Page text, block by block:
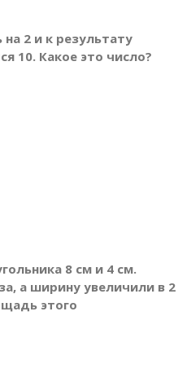
2 и к результату
10. Какое это число?
8 см и 4 см.
а ширину увеличили в 2
этого